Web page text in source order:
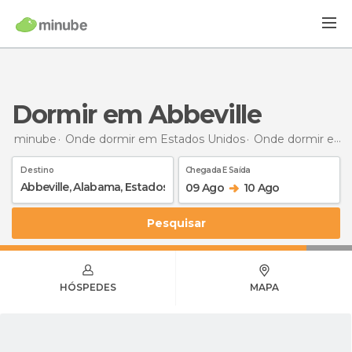
Dormir em Abbeville
minube Onde dormir em Estados Unidos Onde dormir em Alabama
Destino Chegada E Saída
09 Ago 10 Ago
Pesquisar
HÓSPEDES MAPA